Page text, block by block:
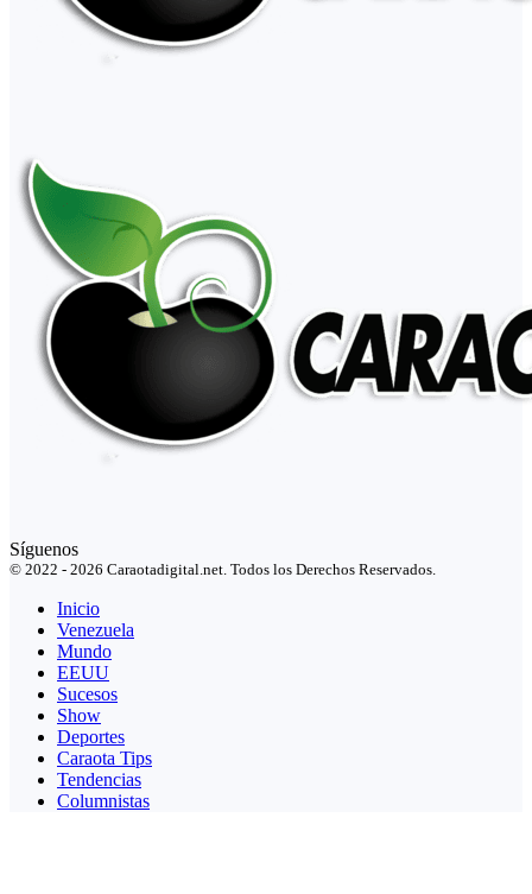
Síguenos
© 2022 - 2026 Caraotadigital.net. Todos los Derechos Reservados.
Inicio
Venezuela
Mundo
EEUU
Sucesos
Show
Deportes
Caraota Tips
Tendencias
Columnistas